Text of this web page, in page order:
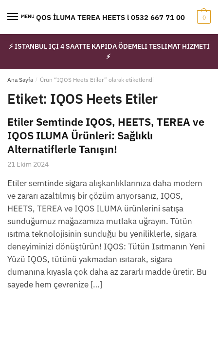
MENUIQOS İLUMA TEREA HEETS l 0532 667 71 00 0
⚡ İSTANBUL İÇİ 4 SAATTE KAPIDA ÖDEMELİ TESLİMAT HİZMETİ
⚡
Ana Sayfa / Ürün “IQOS Heets Etiler” olarak etiketlendi
Etiket: IQOS Heets Etiler
Etiler Semtinde IQOS, HEETS, TEREA ve
IQOS ILUMA Ürünleri: Sağlıklı
Alternatiflerle Tanışın!
21 Ekim 2024
Etiler semtinde sigara alışkanlıklarınıza daha modern
ve zararı azaltılmış bir çözüm arıyorsanız, IQOS,
HEETS, TEREA ve IQOS ILUMA ürünlerini satışa
sunduğumuz mağazamıza mutlaka uğrayın. Tütün
ısıtma teknolojisinin sunduğu bu yeniliklerle, sigara
deneyiminizi dönüştürün! IQOS: Tütün Isıtmanın Yeni
Yüzü IQOS, tütünü yakmadan ısıtarak, sigara
dumanına kıyasla çok daha az zararlı madde üretir. Bu
sayede hem çevrenize […]